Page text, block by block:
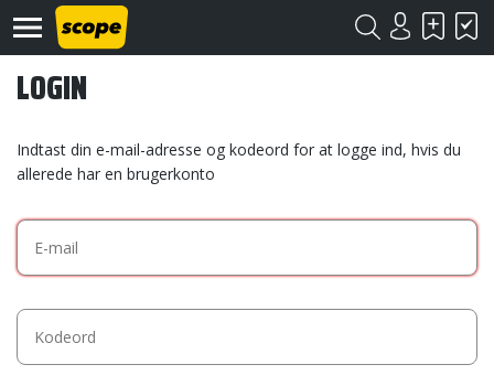
Kontakt
©
LOGIN
Indtast din e-mail-adresse og kodeord for at logge ind, hvis du
allerede har en brugerkonto